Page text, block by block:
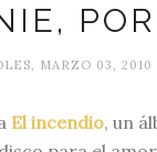
MARZO 03, 2010
El incendio, un